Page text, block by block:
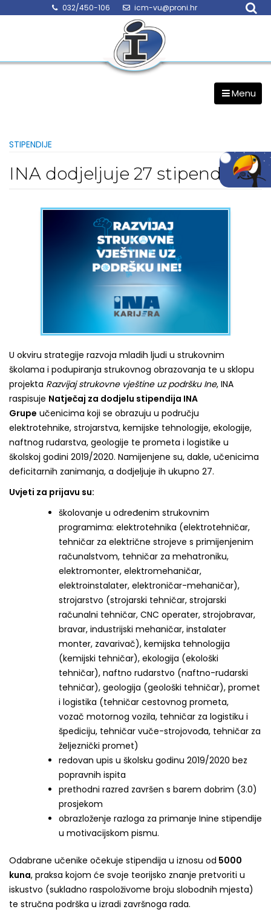
032/450-106 icm-vu@proni.hr
Menu
STIPENDIJE
INA dodjeljuje 27 stipendija
U okviru strategije razvoja mladih ljudi u strukovnim
školama i podupiranja strukovnog obrazovanja te u sklopu
projekta Razvijaj strukovne vještine uz podršku Ine, INA
raspisuje Natječaj za dodjelu stipendija INA
Grupe učenicima koji se obrazuju u području
elektrotehnike, strojarstva, kemijske tehnologije, ekologije,
naftnog rudarstva, geologije te prometa i logistike u
školskoj godini 2019/2020. Namijenjene su, dakle, učenicima
deficitarnih zanimanja, a dodjeljuje ih ukupno 27.
Uvjeti za prijavu su:
školovanje u određenim strukovnim
programima: elektrotehnika (elektrotehničar,
tehničar za električne strojeve s primijenjenim
računalstvom, tehničar za mehatroniku,
elektromonter, elektromehaničar,
elektroinstalater, elektroničar-mehaničar),
strojarstvo (strojarski tehničar, strojarski
računalni tehničar, CNC operater, strojobravar,
bravar, industrijski mehaničar, instalater
monter, zavarivač), kemijska tehnologija
(kemijski tehničar), ekologija (ekološki
tehničar), naftno rudarstvo (naftno-rudarski
tehničar), geologija (geološki tehničar), promet
i logistika (tehničar cestovnog prometa,
vozač motornog vozila, tehničar za logistiku i
špediciju, tehničar vuče-strojovođa, tehničar za
željeznički promet)
redovan upis u školsku godinu 2019/2020 bez
popravnih ispita
prethodni razred završen s barem dobrim (3.0)
prosjekom
obrazloženje razloga za primanje Inine stipendije
u motivacijskom pismu.
Odabrane učenike očekuje stipendija u iznosu od 5000
kuna, praksa kojom će svoje teorijsko znanje pretvoriti u
iskustvo (sukladno raspoloživome broju slobodnih mjesta)
te stručna podrška u izradi završnoga rada.